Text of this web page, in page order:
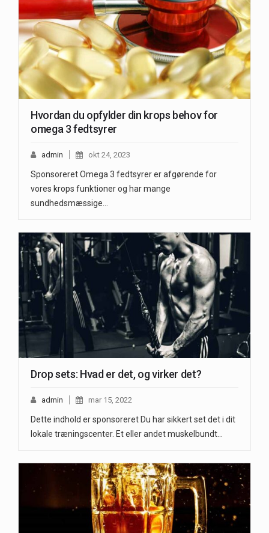
Hvordan du opfylder din krops behov for
omega 3 fedtsyrer
admin okt 24, 2023
Sponsoreret Omega 3 fedtsyrer er afgørende for
vores krops funktioner og har mange
sundhedsmæssige…
Drop sets: Hvad er det, og virker det?
admin mar 15, 2022
Dette indhold er sponsoreret Du har sikkert set det i dit
lokale træningscenter. Et eller andet muskelbundt…